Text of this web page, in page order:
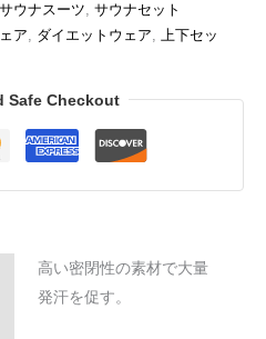
サウナスーツ
サウナセット
ア ダイエットウェア
上下セッ
Safe Checkout
高い密閉性の素材で大量
発汗を促す。